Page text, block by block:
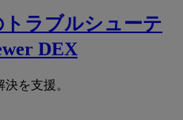
ラブルシューテ
DEX
を支援。